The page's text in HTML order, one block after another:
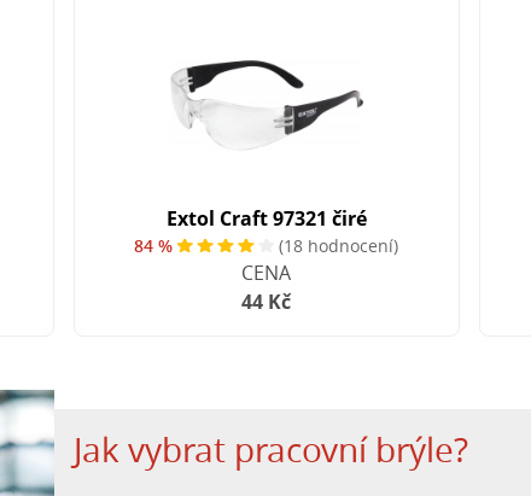
Extol Craft 97321 čiré
84 % (18 hodnocení)
CENA
44 Kč
Jak vybrat pracovní brýle?